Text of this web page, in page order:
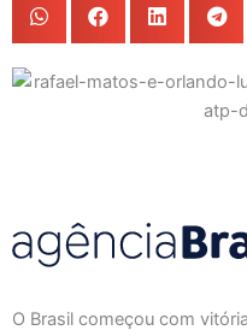
O Brasil começou com